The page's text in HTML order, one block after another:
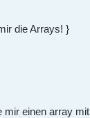
die Arrays! }
mir einen array mit